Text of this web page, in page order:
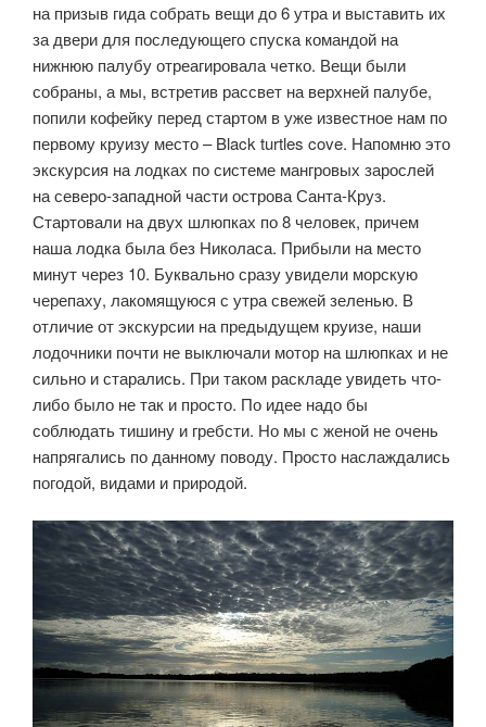
на призыв гида собрать вещи до 6 утра и выставить их
за двери для последующего спуска командой на
нижнюю палубу отреагировала четко. Вещи были
собраны, а мы, встретив рассвет на верхней палубе,
попили кофейку перед стартом в уже известное нам по
первому круизу место – Black turtles cove. Напомню это
экскурсия на лодках по системе мангровых зарослей
на северо-западной части острова Санта-Круз.
Стартовали на двух шлюпках по 8 человек, причем
наша лодка была без Николаса. Прибыли на место
минут через 10. Буквально сразу увидели морскую
черепаху, лакомящуюся с утра свежей зеленью. В
отличие от экскурсии на предыдущем круизе, наши
лодочники почти не выключали мотор на шлюпках и не
сильно и старались. При таком раскладе увидеть что-
либо было не так и просто. По идее надо бы
соблюдать тишину и гребсти. Но мы с женой не очень
напрягались по данному поводу. Просто наслаждались
погодой, видами и природой.